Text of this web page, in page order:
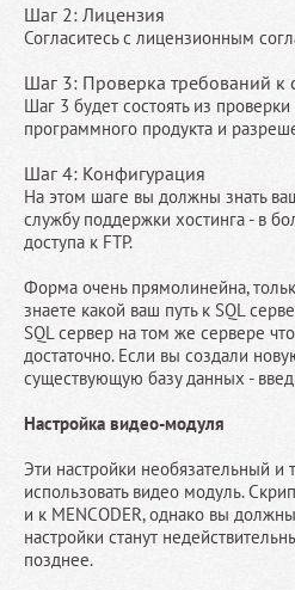
Шаг 2: Лицензия
Согласитесь с лицензионным
Шаг 3: Проверка требований к
Шаг 3 будет состоять из
программного продукта и
Шаг 4: Конфигурация
На этом шаге вы должны знать
службу поддержки хостинга - в
доступа к FTP.
Форма очень прямолинейна,
знаете какой ваш путь к SQL
SQL сервер на том же сервере
достаточно. Если вы создали
существующую базу данных -
Настройка видео-модуля
Эти настройки необязательный
использовать видео модуль.
и к MENCODER, однако вы
настройки станут
позднее.